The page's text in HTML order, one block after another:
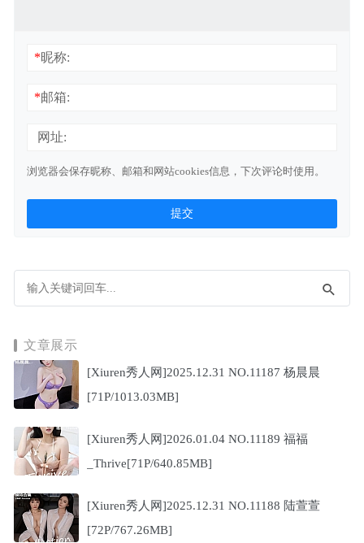
*昵称:
*邮箱:
网址:
浏览器会保存昵称、邮箱和网站cookies信息，下次评论时使用。
文章展示
[Xiuren秀人网]2025.12.31 NO.11187 杨晨晨
[71P/1013.03MB]
[Xiuren秀人网]2026.01.04 NO.11189 福福
_Thrive[71P/640.85MB]
[Xiuren秀人网]2025.12.31 NO.11188 陆萱萱
[72P/767.26MB]